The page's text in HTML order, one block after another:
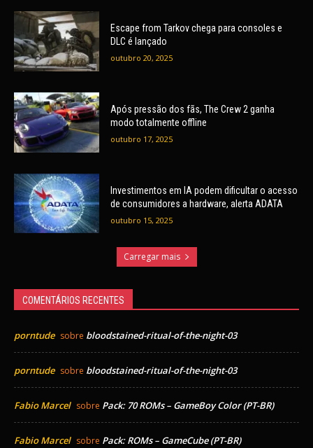
Escape from Tarkov chega para consoles e
DLC é lançado
outubro 20, 2025
Após pressão dos fãs, The Crew 2 ganha
modo totalmente offline
outubro 17, 2025
Investimentos em IA podem dificultar o acesso
de consumidores a hardware, alerta ADATA
outubro 15, 2025
Carregar mais
COMENTÁRIOS RECENTES
porntude sobre bloodstained-ritual-of-the-night-03
porntude sobre bloodstained-ritual-of-the-night-03
Fabio Marcel sobre Pack: 70 ROMs – GameBoy Color (PT-BR)
Fabio Marcel sobre Pack: ROMs – GameCube (PT-BR)